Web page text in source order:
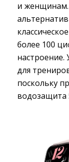
и женщинам.
более 100
настроение.
для
поскольку
водозащита